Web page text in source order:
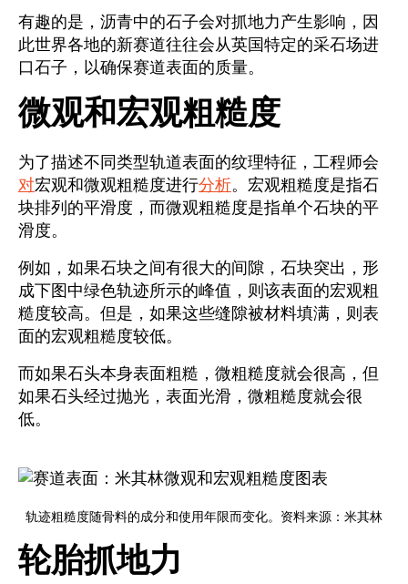
有趣的是，沥青中的石子会对抓地力产生影响，因
此世界各地的新赛道往往会从英国特定的采石场进
口石子，以确保赛道表面的质量。
微观和宏观粗糙度
为了描述不同类型轨道表面的纹理特征，工程师会
对宏观和微观粗糙度进行分析。宏观粗糙度是指石
块排列的平滑度，而微观粗糙度是指单个石块的平
滑度。
例如，如果石块之间有很大的间隙，石块突出，形
成下图中绿色轨迹所示的峰值，则该表面的宏观粗
糙度较高。但是，如果这些缝隙被材料填满，则表
面的宏观粗糙度较低。
而如果石头本身表面粗糙，微粗糙度就会很高，但
如果石头经过抛光，表面光滑，微粗糙度就会很
低。
轨迹粗糙度随骨料的成分和使用年限而变化。资料来源：米其林
轮胎抓地力